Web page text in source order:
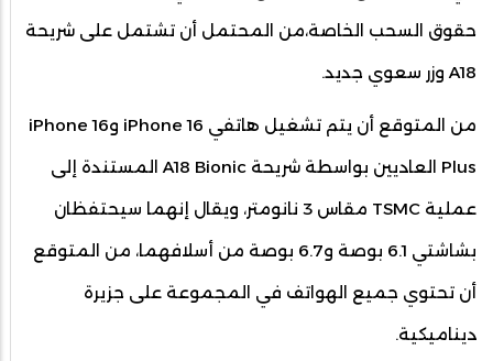
حقوق السحب الخاصة،من المحتمل أن تشتمل على شريحة
A18 وزر سعوي جديد.
من المتوقع أن يتم تشغيل هاتفي iPhone 16 وiPhone 16
Plus العاديين بواسطة شريحة A18 Bionic المستندة إلى
عملية TSMC مقاس 3 نانومتر، ويقال إنهما سيحتفظان
بشاشتي 6.1 بوصة و6.7 بوصة من أسلافهما، من المتوقع
أن تحتوي جميع الهواتف في المجموعة على جزيرة
ديناميكية.